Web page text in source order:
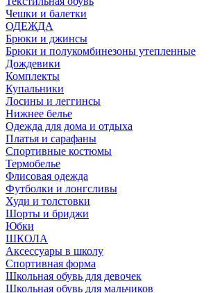
Чешки и балетки
ОДЕЖДА
Брюки и джинсы
Брюки и полукомбинезоны утепленные
Дождевики
Комплекты
Купальники
Лосины и леггинсы
Нижнее белье
Одежда для дома и отдыха
Платья и сарафаны
Спортивные костюмы
Термобелье
Флисовая одежда
Футболки и лонгсливы
Худи и толстовки
Шорты и бриджи
Юбки
ШКОЛА
Аксессуары в школу
Спортивная форма
Школьная обувь для девочек
Школьная обувь для мальчиков